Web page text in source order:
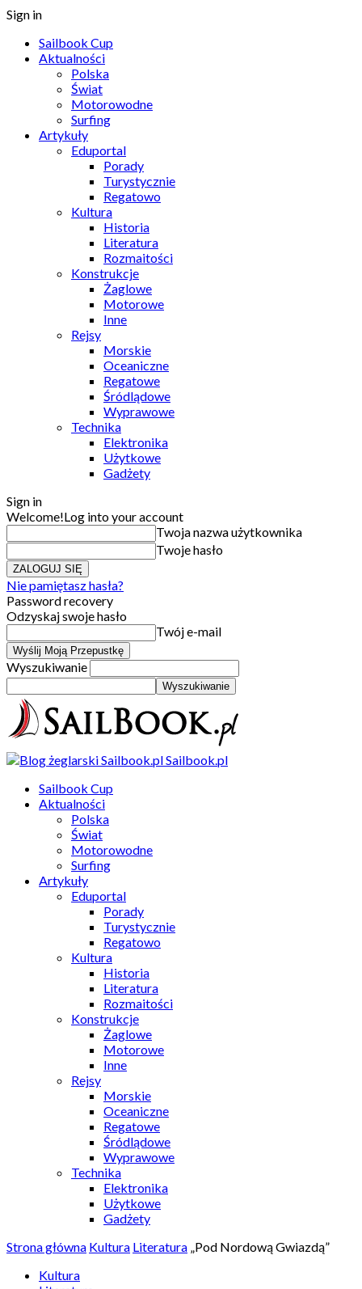
Sign in
Sailbook Cup
Aktualności
Polska
Świat
Motorowodne
Surfing
Artykuły
Eduportal
Porady
Turystycznie
Regatowo
Kultura
Historia
Literatura
Rozmaitości
Konstrukcje
Żaglowe
Motorowe
Inne
Rejsy
Morskie
Oceaniczne
Regatowe
Śródlądowe
Wyprawowe
Technika
Elektronika
Użytkowe
Gadżety
Sign in
Welcome!Log into your account
Twoja nazwa użytkownika
Twoje hasło
Nie pamiętasz hasła?
Password recovery
Odzyskaj swoje hasło
Twój e-mail
Wyszukiwanie
Sailbook.pl
Sailbook Cup
Aktualności
Polska
Świat
Motorowodne
Surfing
Artykuły
Eduportal
Porady
Turystycznie
Regatowo
Kultura
Historia
Literatura
Rozmaitości
Konstrukcje
Żaglowe
Motorowe
Inne
Rejsy
Morskie
Oceaniczne
Regatowe
Śródlądowe
Wyprawowe
Technika
Elektronika
Użytkowe
Gadżety
Strona główna Kultura Literatura „Pod Nordową Gwiazdą”
Kultura